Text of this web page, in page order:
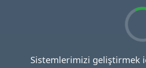
Sistemlerimizi geliştirmek